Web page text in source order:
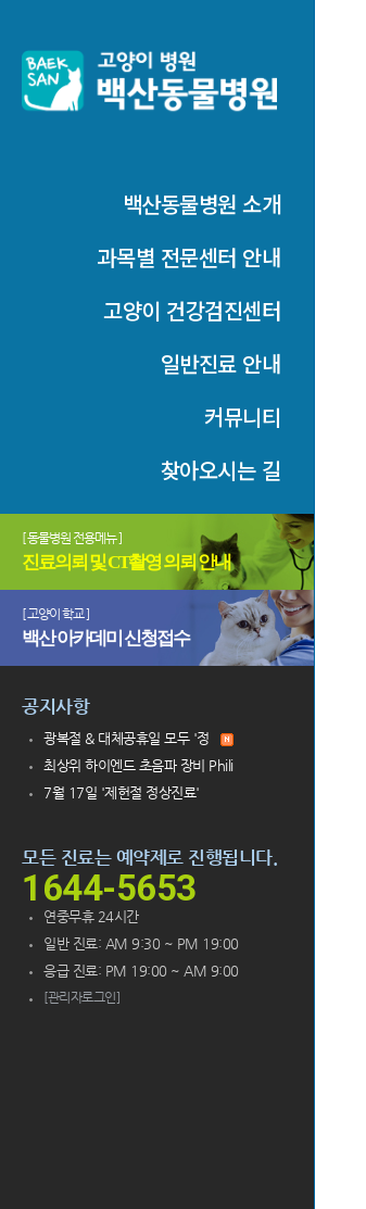
백산동물병원 소개
과목별 전문센터 안내
고양이 건강검진센터
일반진료 안내
커뮤니티
찾아오시는 길
[ 동물병원 전용메뉴 ]
진료의뢰 및 CT촬영 의뢰 안내
[ 고양이 학교 ]
백산 아카데미 신청접수
공지사항
광복절 & 대체공휴일 모두 '정
최상위 하이엔드 초음파 장비 Phili
7월 17일 '제헌절 정상진료'
모든 진료는 예약제로 진행됩니다.
1644-5653
연중무휴 24시간
일반 진료: AM 9:30 ~ PM 19:00
응급 진료: PM 19:00 ~ AM 9:00
[관리자로그인]